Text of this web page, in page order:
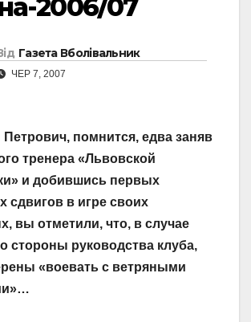
2006/07
Газета Вболівальник
ЧЕР 7, 2007
помнится, едва заняв
тренера «Львовской
и добившись первых
сдвигов в игре своих
вы отметили, что, в случае
стороны руководства клуба,
«воевать с ветряными